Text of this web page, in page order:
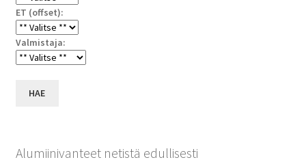
ET (offset):
Valmistaja:
HAE
Alumiinivanteet netistä edullisesti